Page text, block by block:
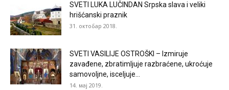
SVETI LUKA LUČINDAN Srpska slava i veliki
hrišćanski praznik
31. октобар 2018.
SVETI VASILIJE OSTROŠKI – Izmiruje
zavađene, zbratimljuje razbraćene, ukroćuje
samovoljne, isceljuje...
14. мај 2019.